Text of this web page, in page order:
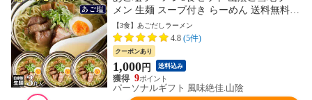
メン 生麺 スープ付き らーめん 送料無料
ネコポス
【3食】あごだしラーメン
4.8 (5件)
クーポンあり
1,000円 送料込み
9
パーソナルギフト 風味絶佳.山陰